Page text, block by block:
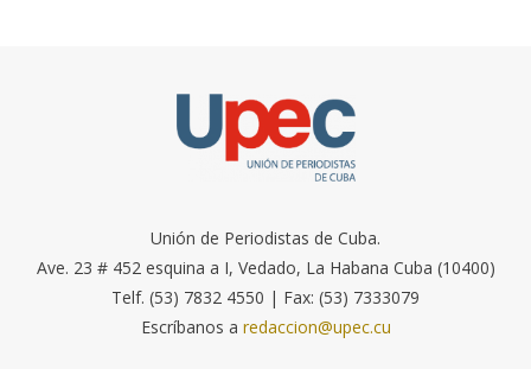
Unión de Periodistas de Cuba.
Ave. 23 # 452 esquina a I, Vedado, La Habana Cuba (10400)
Telf. (53) 7832 4550 | Fax: (53) 7333079
Escríbanos a redaccion@upec.cu